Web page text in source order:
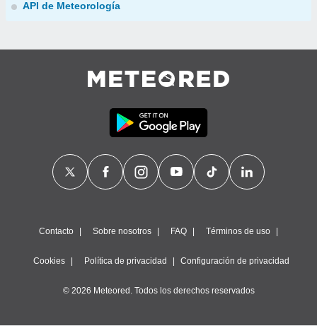
API de Meteorología
Contacto Sobre nosotros FAQ Términos de uso
Cookies Política de privacidad Configuración de privacidad
© 2026 Meteored. Todos los derechos reservados